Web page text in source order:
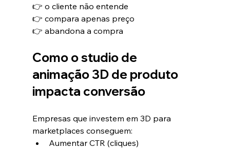
👉 o cliente não entende
👉 compara apenas preço
👉 abandona a compra
Como o studio de
animação 3D de produto
impacta conversão
Empresas que investem em 3D para
marketplaces conseguem:
Aumentar CTR (cliques)